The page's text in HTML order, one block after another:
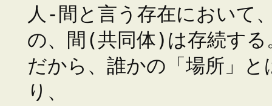
人-間と言う存在において
の、間(共同体)は存続する
だから、誰かの「場所」
り、